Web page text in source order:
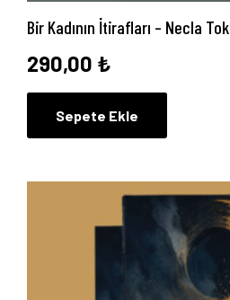
Bir Kadının İtirafları – Necla Tok
290,00 ₺
Sepete Ekle